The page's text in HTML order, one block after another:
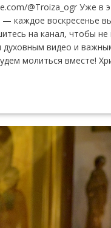
@Troiza_ogr Уже в
— каждое воскресенье
на канал, чтобы не
духовным видео и
молиться вместе!